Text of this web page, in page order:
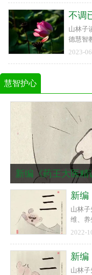
山林子
德慧智
证证现
2023-
慧智护心
山林
维、养
新的宗
教育！
育智慧
2022-
山林